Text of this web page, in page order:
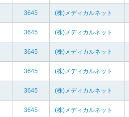
3645 (株)メディカルネット
3645 (株)メディカルネット
3645 (株)メディカルネット
3645 (株)メディカルネット
3645 (株)メディカルネット
3645 (株)メディカルネット